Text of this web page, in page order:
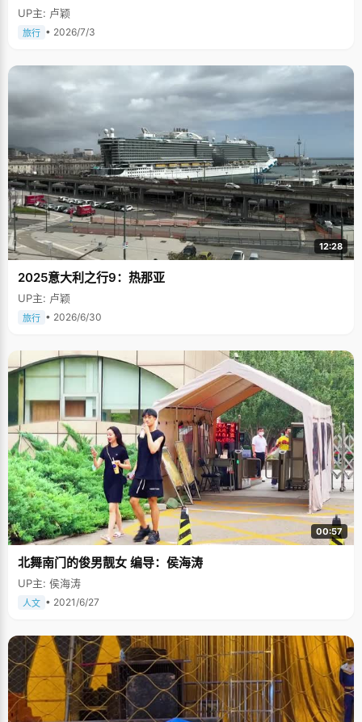
UP主: 卢颖
旅行 • 2026/7/3
12:28
2025意大利之行9：热那亚
UP主: 卢颖
旅行 • 2026/6/30
00:57
北舞南门的俊男靓女 编导：侯海涛
UP主: 侯海涛
人文 • 2021/6/27